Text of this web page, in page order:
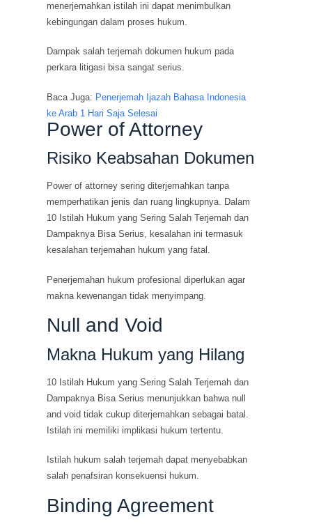
menerjemahkan istilah ini dapat menimbulkan
kebingungan dalam proses hukum.
Dampak salah terjemah dokumen hukum pada
perkara litigasi bisa sangat serius.
Baca Juga: Penerjemah Ijazah Bahasa Indonesia
ke Arab 1 Hari Saja Selesai
Power of Attorney
Risiko Keabsahan Dokumen
Power of attorney sering diterjemahkan tanpa
memperhatikan jenis dan ruang lingkupnya. Dalam
10 Istilah Hukum yang Sering Salah Terjemah dan
Dampaknya Bisa Serius, kesalahan ini termasuk
kesalahan terjemahan hukum yang fatal.
Penerjemahan hukum profesional diperlukan agar
makna kewenangan tidak menyimpang.
Null and Void
Makna Hukum yang Hilang
10 Istilah Hukum yang Sering Salah Terjemah dan
Dampaknya Bisa Serius menunjukkan bahwa null
and void tidak cukup diterjemahkan sebagai batal.
Istilah ini memiliki implikasi hukum tertentu.
Istilah hukum salah terjemah dapat menyebabkan
salah penafsiran konsekuensi hukum.
Binding Agreement